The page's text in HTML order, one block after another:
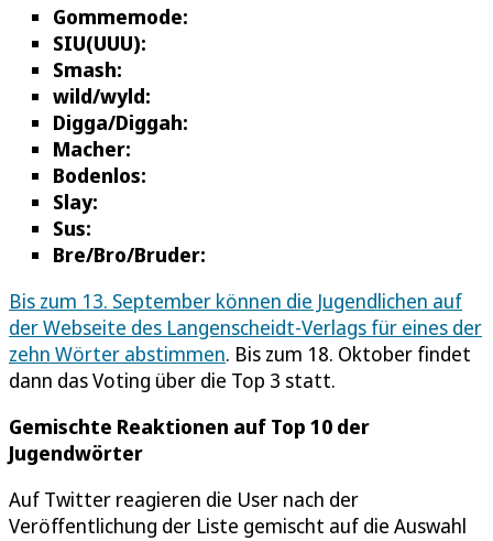
Gommemode:
SIU(UUU):
Smash:
wild/wyld:
Digga/Diggah:
Macher:
Bodenlos:
Slay:
Sus:
Bre/Bro/Bruder:
Bis zum 13. September können die Jugendlichen auf
der Webseite des Langenscheidt-Verlags für eines der
zehn Wörter abstimmen. Bis zum 18. Oktober findet
dann das Voting über die Top 3 statt.
Gemischte Reaktionen auf Top 10 der
Jugendwörter
Auf Twitter reagieren die User nach der
Veröffentlichung der Liste gemischt auf die Auswahl